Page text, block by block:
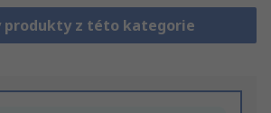
produkty z této kategorie